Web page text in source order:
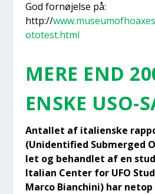
God for­nø­jel­se på:
http://
ototest.html
MERE END
EN­SKE USO-
Antal­let af ita­li­en­ske
(Uni­den­ti­fied Sub­mer­ged
let og behand­let af en
Ita­li­an Cen­ter for UFO
Marco Bian­chini) har net­op